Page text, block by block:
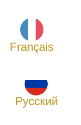
Français
Русский